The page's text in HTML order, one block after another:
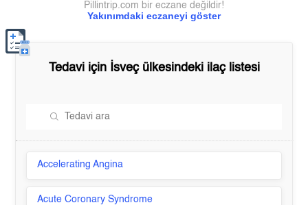
Yakınımdaki eczaneyi göster
Pillintrip.com bir eczane değildir!
Tedavi için İsveçülkesindeki ilaç listesi
Accelerating Angina
Acute Coronary Syndrome